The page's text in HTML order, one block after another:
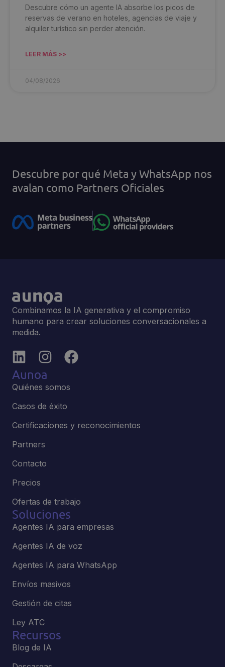
Descubre cómo un agente IA absorbe los picos de
reservas de verano en hoteles, agencias de viaje y
alquiler turístico sin perder atención.
LEER MÁS >>
04/08/2026
Descubre por qué Meta y WhatsApp nos
avalan como Partners Oficiales
Combinamos la IA generativa y el compromiso
humano para crear soluciones conversacionales a
medida.
Aunoa
Quiénes somos
Casos de éxito
Certificaciones y reconocimientos
Partners
Contacto
Precios
Ofertas de trabajo
Soluciones
Agentes IA para empresas
Agentes IA de voz
Agentes IA para WhatsApp
Envíos masivos
Gestión de citas
Ley ATC
Recursos
Blog de IA